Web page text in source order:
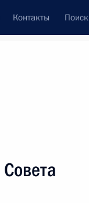
Контакты Поиск